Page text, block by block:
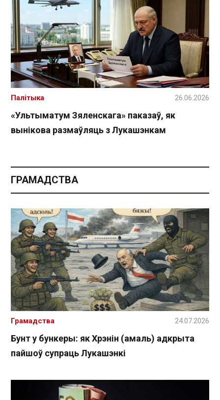
«Ультыматум Зяленскага» паказаў, як
вынікова размаўляць з Лукашэнкам
Палітыка 26.06.2026
ГРАМАДСТВА
Бунт у бункеры: як Хрэнін (амаль) адкрыта
пайшоў супраць Лукашэнкі
Грамадства 24.07.2026